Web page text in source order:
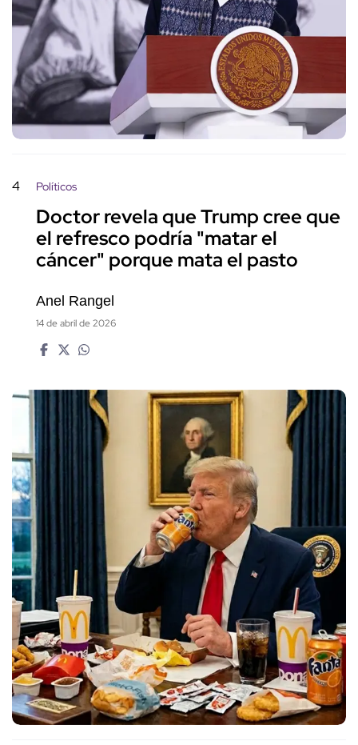
4 Políticos
Doctor revela que Trump cree que
el refresco podría "matar el
cáncer" porque mata el pasto
Anel Rangel
14 de abril de 2026